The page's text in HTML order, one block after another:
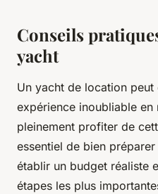
Conseils
yacht
Un yacht de location
expérience inoubliable
pleinement profiter de
essentiel de bien
établir un budget réaliste
étapes les plus